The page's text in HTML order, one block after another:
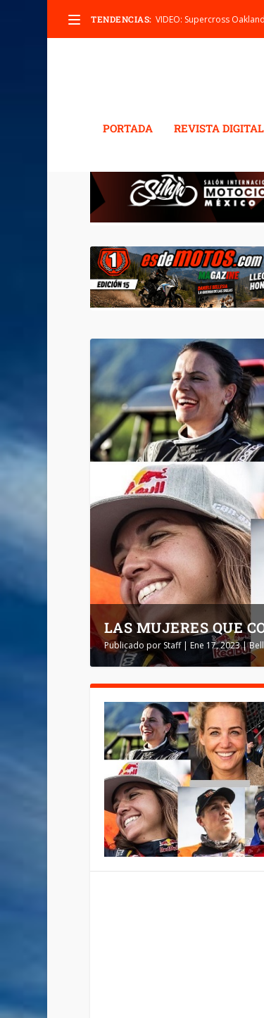
TENDENCIAS: VIDEO: Supercross
PORTADA REVISTA DIGITAL
LAS MUJERES QUE
Publicado por Staff| Ene 17, 2023|